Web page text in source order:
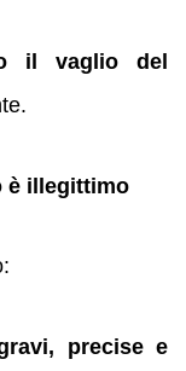
il vaglio del
è illegittimo
precise e